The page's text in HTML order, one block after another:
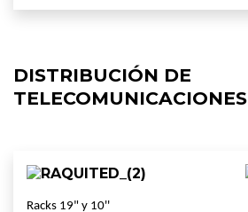
DISTRIBUCIÓN DE
TELECOMUNICACIONES
Racks 19" y 10''